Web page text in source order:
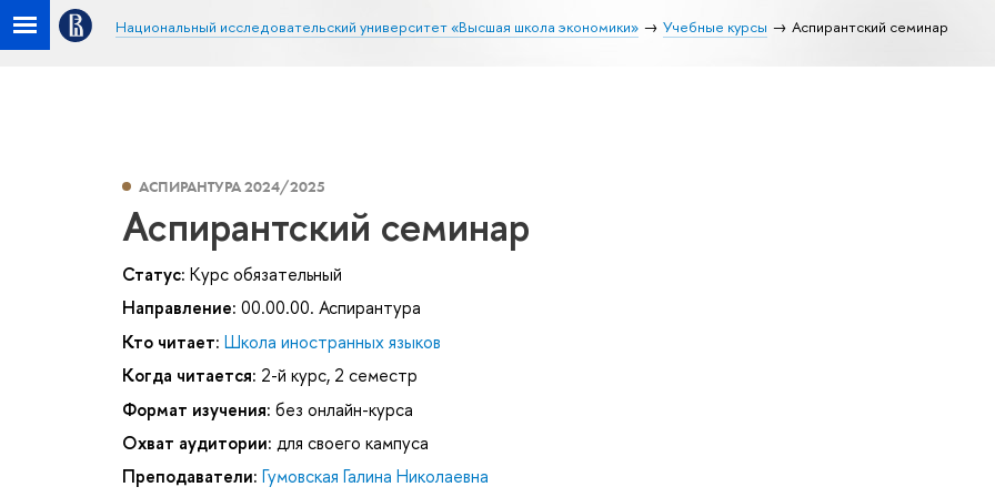
Национальный исследовательский университет «Высшая школа экономики» Учебные курсы Аспирантский семинар
АСПИРАНТУРА 2024/2025
Аспирантский семинар
Статус: Курс обязательный
Направление: 00.00.00. Аспирантура
Кто читает: Школа иностранных языков
Когда читается: 2-й курс, 2 семестр
Формат изучения: без онлайн-курса
Охват аудитории: для своего кампуса
Преподаватели: Гумовская Галина Николаевна